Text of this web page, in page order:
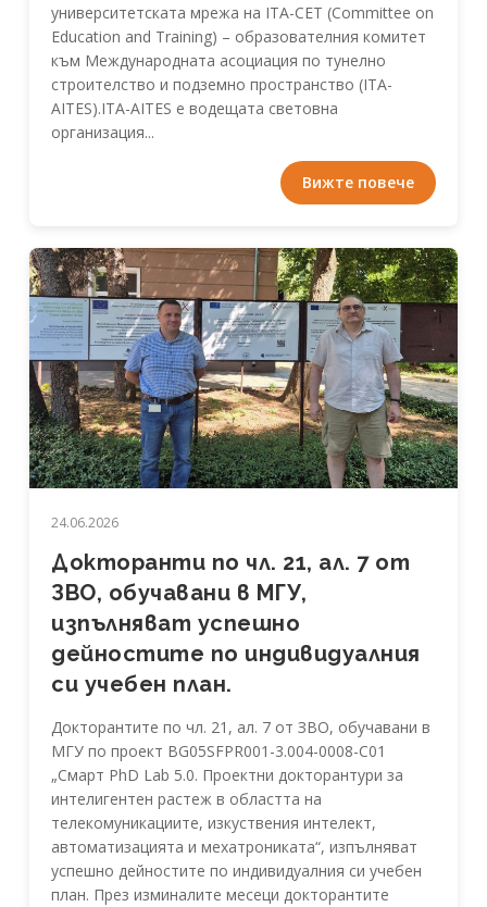
университетската мрежа на ITA-CET (Committee on
Education and Training) – образователния комитет
към Международната асоциация по тунелно
строителство и подземно пространство (ITA-
AITES).ITA-AITES е водещата световна
организация...
Вижте повече
24.06.2026
Докторанти по чл. 21, ал. 7 от
ЗВО, обучавани в МГУ,
изпълняват успешно
дейностите по индивидуалния
си учебен план.
Докторантите по чл. 21, ал. 7 от ЗВО, обучавани в
МГУ по проект BG05SFPR001-3.004-0008-C01
„Смарт PhD Lab 5.0. Проектни докторантури за
интелигентен растеж в областта на
телекомуникациите, изкуствения интелект,
автоматизацията и мехатрониката“, изпълняват
успешно дейностите по индивидуалния си учебен
план. През изминалите месеци докторантите